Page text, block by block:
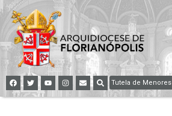
Tutela de Menores